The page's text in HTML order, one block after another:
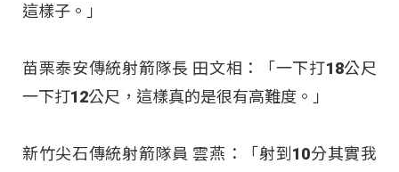
這樣子。」
苗栗泰安傳統射箭隊長 田文相：「一下打18公尺
一下打12公尺，這樣真的是很有高難度。」
新竹尖石傳統射箭隊員 雲燕：「射到10分其實我